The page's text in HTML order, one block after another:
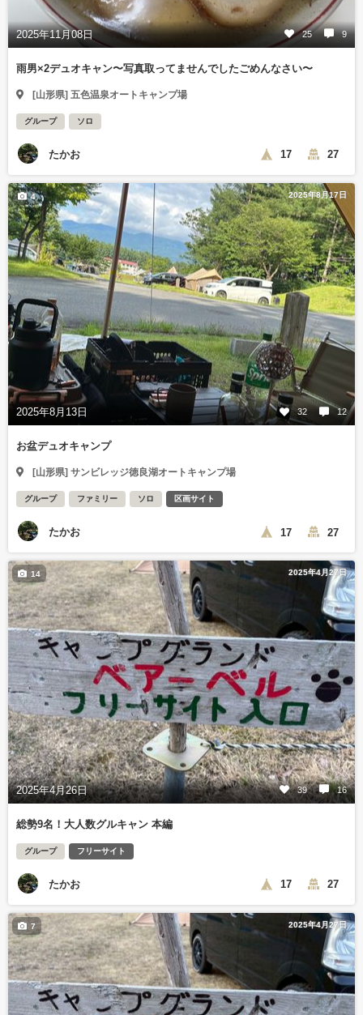
2025年11月08日 25 9
雨男×2デュオキャン〜写真取ってませんでしたごめんなさい〜
[山形県] 五色温泉オートキャンプ場
グループ ソロ
たかお 17 27
2025年8月17日
2025年8月13日 32 12
4
お盆デュオキャンプ
[山形県] サンビレッジ徳良湖オートキャンプ場
グループ ファミリー ソロ 区画サイト
たかお 17 27
2025年4月27日
2025年4月26日 39 16
14
総勢9名！大人数グルキャン 本編
グループ フリーサイト
たかお 17 27
2025年4月27日
7